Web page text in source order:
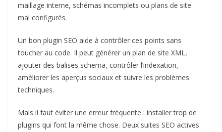
maillage interne, schémas incomplets ou plans de site
mal configurés.
Un bon plugin SEO aide à contrôler ces points sans
toucher au code. Il peut générer un plan de site XML,
ajouter des balises schema, contrôler l’indexation,
améliorer les aperçus sociaux et suivre les problèmes
techniques.
Mais il faut éviter une erreur fréquente : installer trop de
plugins qui font la même chose. Deux suites SEO actives